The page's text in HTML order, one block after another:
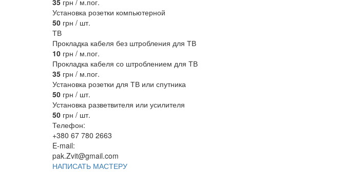
35 грн / м.пог.
Установка розетки компьютерной
50 грн / шт.
ТВ
Прокладка кабеля без штробления для ТВ
10 грн / м.пог.
Прокладка кабеля со штроблением для ТВ
35 грн / м.пог.
Установка розетки для ТВ или спутника
50 грн / шт.
Установка разветвителя или усилителя
50 грн / шт.
Телефон:
+380 67 780 2663
E-mail:
pak.Zvit@gmail.com
НАПИСАТЬ МАСТЕРУ